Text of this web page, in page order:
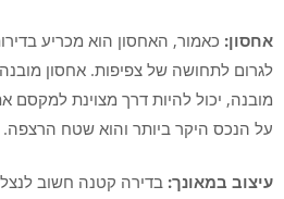
אחסון: כאמור, האחסון הוא מכריע
לגרום לתחושה של צפיפות. אחסון
מובנה, יכול להיות דרך מצוינת למקסם
על הנכס היקר ביותר והוא שטח הרצפה.
עיצוב במאונך: בדירה קטנה חשוב